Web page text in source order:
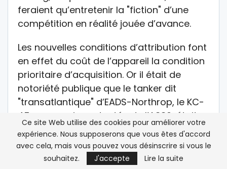
feraient qu’entretenir la "fiction" d’une
compétition en réalité jouée d’avance.
Les nouvelles conditions d’attribution font
en effet du coût de l’appareil la condition
prioritaire d’acquisition. Or il était de
notoriété publique que le tanker dit
"transatlantique" d’EADS-Northrop, le KC-
45, une version adaptée de l’A330, était
plus cher, mais que son rapport qualité-
prix était jugé supérieur par presque tous
les experts, Américains inclus.
Ce site Web utilise des cookies pour améliorer votre
expérience. Nous supposerons que vous êtes d'accord
avec cela, mais vous pouvez vous désinscrire si vous le
souhaitez.
J'accepte Lire la suite